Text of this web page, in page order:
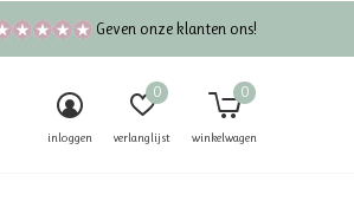
inloggen verlanglijst
0
winkelwagen
0
Geven onze klanten ons!